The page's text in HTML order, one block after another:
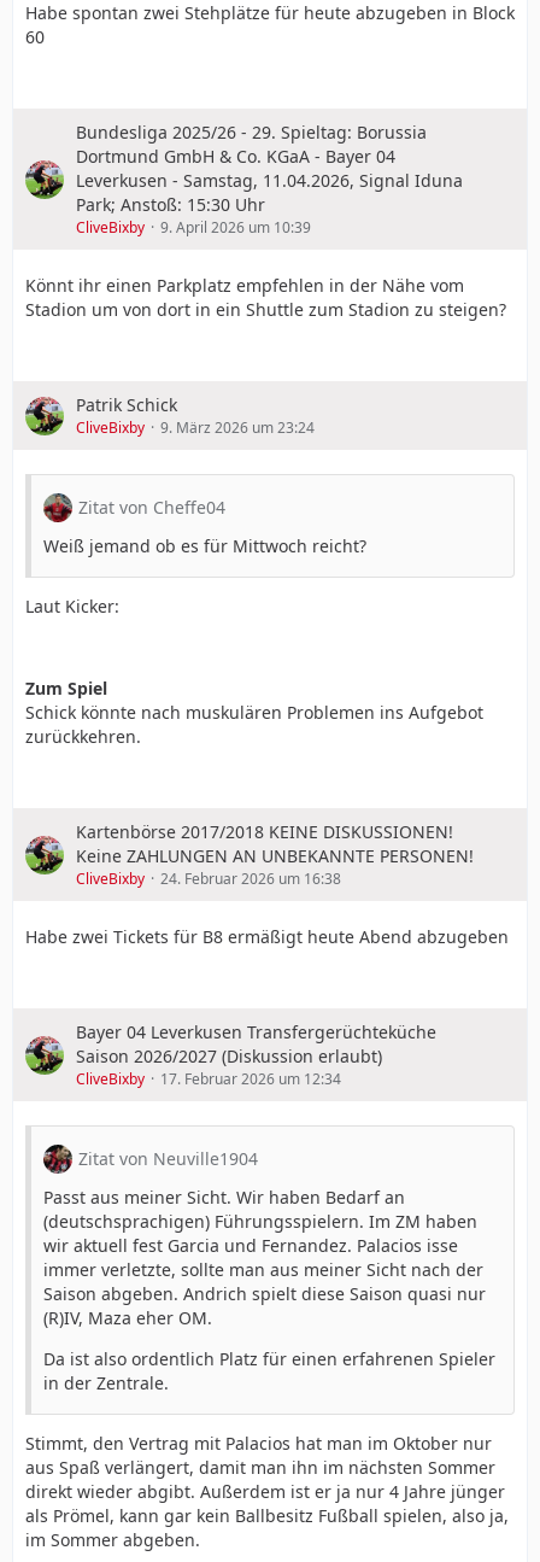
Habe spontan zwei Stehplätze für heute abzugeben in Block
60
Bundesliga 2025/26 - 29. Spieltag: Borussia
Dortmund GmbH & Co. KGaA - Bayer 04
Leverkusen - Samstag, 11.04.2026, Signal Iduna
Park; Anstoß: 15:30 Uhr
CliveBixby 9. April 2026 um 10:39
Könnt ihr einen Parkplatz empfehlen in der Nähe vom
Stadion um von dort in ein Shuttle zum Stadion zu steigen?
Patrik Schick
CliveBixby 9. März 2026 um 23:24
Zitat von Cheffe04
Weiß jemand ob es für Mittwoch reicht?
Laut Kicker:
Zum Spiel
Schick könnte nach muskulären Problemen ins Aufgebot
zurückkehren.
Kartenbörse 2017/2018 KEINE DISKUSSIONEN!
Keine ZAHLUNGEN AN UNBEKANNTE PERSONEN!
CliveBixby 24. Februar 2026 um 16:38
Habe zwei Tickets für B8 ermäßigt heute Abend abzugeben
Bayer 04 Leverkusen Transfergerüchteküche
Saison 2026/2027 (Diskussion erlaubt)
CliveBixby 17. Februar 2026 um 12:34
Zitat von Neuville1904
Passt aus meiner Sicht. Wir haben Bedarf an
(deutschsprachigen) Führungsspielern. Im ZM haben
wir aktuell fest Garcia und Fernandez. Palacios isse
immer verletzte, sollte man aus meiner Sicht nach der
Saison abgeben. Andrich spielt diese Saison quasi nur
(R)IV, Maza eher OM.
Da ist also ordentlich Platz für einen erfahrenen Spieler
in der Zentrale.
Stimmt, den Vertrag mit Palacios hat man im Oktober nur
aus Spaß verlängert, damit man ihn im nächsten Sommer
direkt wieder abgibt. Außerdem ist er ja nur 4 Jahre jünger
als Prömel, kann gar kein Ballbesitz Fußball spielen, also ja,
im Sommer abgeben.